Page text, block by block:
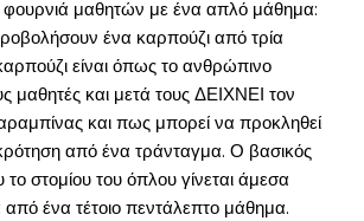
φουρνιά μαθητών με ένα απλό μάθημα:
ένα καρπούζι από τρία
είναι όπως το ανθρώπινο
μαθητές και μετά τους ΔΕΙΧΝΕΙ τον
και πως μπορεί να προκληθεί
από ένα τράνταγμα. Ο βασικός
στομίου του όπλου γίνεται άμεσα
από ένα τέτοιο πεντάλεπτο μάθημα.